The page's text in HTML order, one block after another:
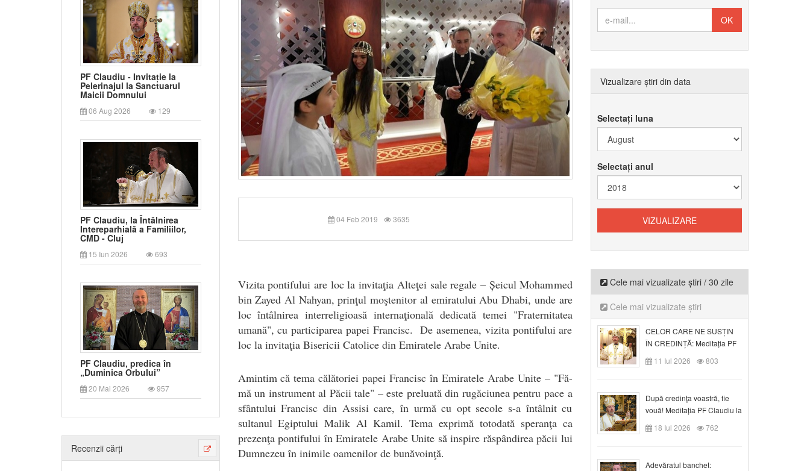
PF Claudiu - Invitație la
Pelerinajul la Sanctuarul
Maicii Domnului
06 Aug 2026 129
PF Claudiu, la Întâlnirea
Intereparhială a Familiilor,
CMD - Cluj
15 Iun 2026 693
PF Claudiu, predica în
„Duminica Orbului”
20 Mai 2026 957
Recenzii cărți
04 Feb 2019 3635
Vizita pontifului are loc la invitaţia Alteţei sale regale – Șeicul Mohammed
bin Zayed Al Nahyan, prinţul moştenitor al emiratului Abu Dhabi, unde are
loc întâlnirea interreligioasă internaţională dedicată temei "Fraternitatea
umană", cu participarea papei Francisc. De asemenea, vizita pontifului are
loc la invitaţia Bisericii Catolice din Emiratele Arabe Unite.
Amintim că tema călătoriei papei Francisc în Emiratele Arabe Unite – "Fă-
mă un instrument al Păcii tale" – este preluată din rugăciunea pentru pace a
sfântului Francisc din Assisi care, în urmă cu opt secole s-a întâlnit cu
sultanul Egiptului Malik Al Kamil. Tema exprimă totodată speranţa ca
prezenţa pontifului în Emiratele Arabe Unite să inspire răspândirea păcii lui
Dumnezeu în inimile oamenilor de bunăvoinţă.
Vizualizare știri din data
Selectați luna
Selectați anul
Cele mai vizualizate știri / 30 zile
Cele mai vizualizate știri
CELOR CARE NE SUSȚIN
ÎN CREDINȚĂ: Meditația PF
Claudiu la Duminica a VI-a
după Rusalii
11 Iul 2026 803
După credinţa voastră, fie
vouă! Meditația PF Claudiu la
duminica a VII-a după Rusalii
18 Iul 2026 762
Adevăratul banchet: